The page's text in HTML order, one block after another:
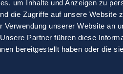
um Inhalte und Anzeigen zu
die Zugriffe auf unsere Website
Verwendung unserer Website an
Partner führen diese
bereitgestellt haben oder die